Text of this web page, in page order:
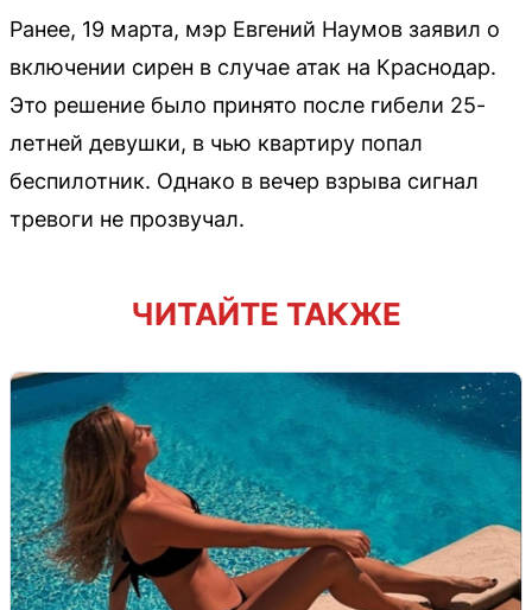
Ранее, 19 марта, мэр Евгений Наумов заявил о
включении сирен в случае атак на Краснодар.
Это решение было принято после гибели 25-
летней девушки, в чью квартиру попал
беспилотник. Однако в вечер взрыва сигнал
тревоги не прозвучал.
ЧИТАЙТЕ ТАКЖЕ